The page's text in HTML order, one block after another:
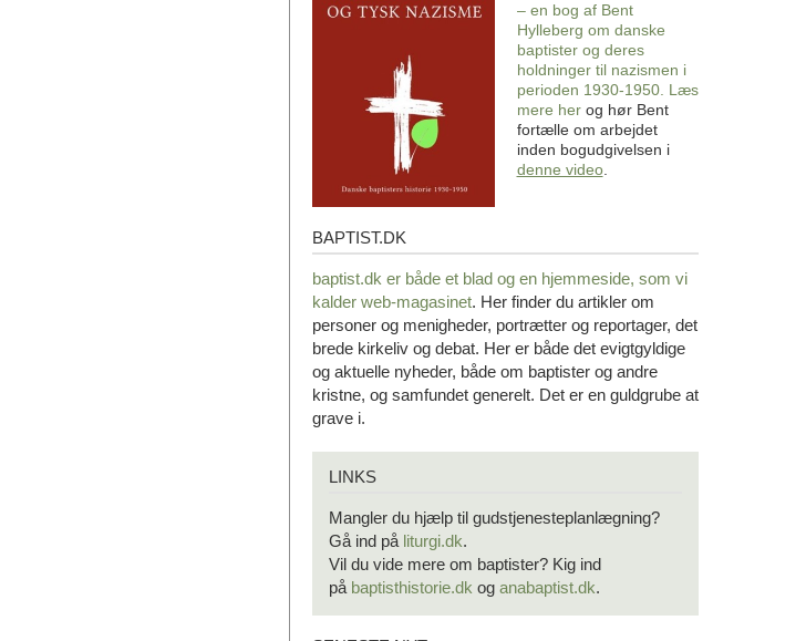
tysk
– en bog af Bent
Hylleberg om danske
baptister og deres
holdninger til nazismen i
perioden 1930-1950. Læs
mere herog hør Bent
fortælle om arbejdet
inden bogudgivelsen i
denne video.
baptist.dk
BAPTIST.DK
baptist.dk er både et blad og en hjemmeside, som vi
kalder web-magasinet. Her finder du artikler om
personer og menigheder, portrætter og reportager, det
brede kirkeliv og debat. Her er både det evigtgyldige
og aktuelle nyheder, både om baptister og andre
kristne, og samfundet generelt. Det er en guldgrube at
grave i.
LINKS
Mangler du hjælp til gudstjenesteplanlægning?
Gå ind på liturgi.dk.
Vil du vide mere om baptister? Kig ind
på baptisthistorie.dk og anabaptist.dk.